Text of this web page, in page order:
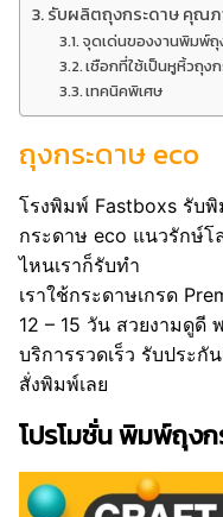
รับผลิตถุงกระดาษ คุณ
จุดเด่นของงานพิมพ์ถุ
เชือกที่ใช้เป็นหูหิ้วถุง
เทคนิคพิเศษ
ถุงกระดาษ eco
โรงพิมพ์ Fastboxs รับ
กระดาษ eco แนวรักษ์
ไหนเราก็รับทำ
เราใช้กระดาษเกรด
12 – 15 วัน สวยงามดู
บริการรวดเร็ว รับประ
สั่งพิมพ์เลย
โปรโมชั่น พิมพ์ถุง